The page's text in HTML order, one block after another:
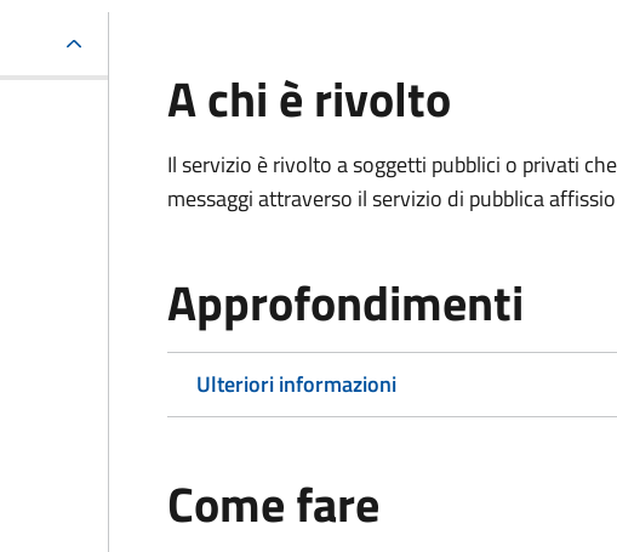
A chi è rivolto
Il servizio è rivolto a soggetti pubblici o privati
messaggi attraverso il servizio di pubblica
Approfondimenti
Ulteriori informazioni
Come fare